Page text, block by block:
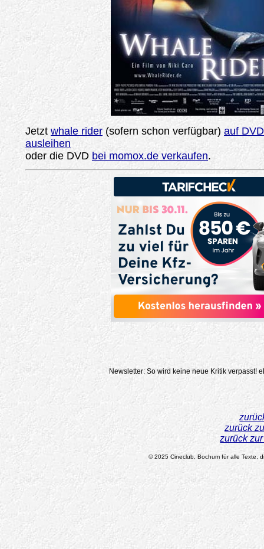
Jetzt whale rider (sofern schon verfügbar) auf
ausleihen
oder die DVD bei momox.de verkaufen.
Newsletter: So wird keine neue Kritik verpasst!
zurück
zurück
© 2025 Cineclub, Bochum für alle Texte,